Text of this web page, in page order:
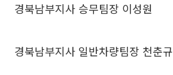
경북남부지사 승무팀장 이성원
경북남부지사 일반차량팀장 천춘규